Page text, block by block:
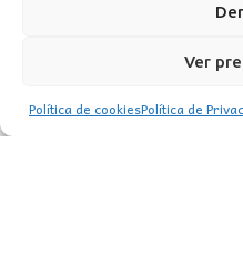
Ver
Política de cookiesPolítica de